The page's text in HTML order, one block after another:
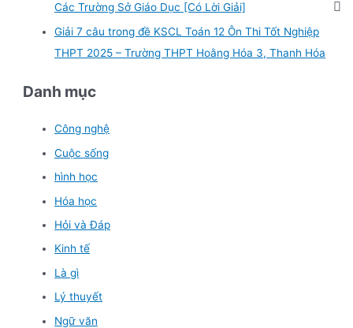
Các Trường Sở Giáo Dục [Có Lời Giải]
Giải 7 câu trong đề KSCL Toán 12 Ôn Thi Tốt Nghiệp
THPT 2025 – Trường THPT Hoằng Hóa 3, Thanh Hóa
Danh mục
Công nghệ
Cuộc sống
hình học
Hóa học
Hỏi và Đáp
Kinh tế
Là gì
Lý thuyết
Ngữ văn